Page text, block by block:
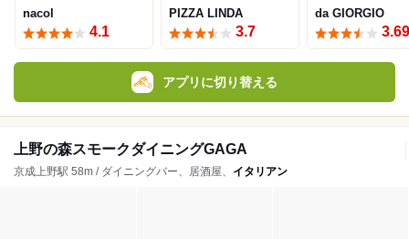
nacol
4.1
PIZZA LINDA
3.7
da GIORGIO
3.69
アプリに切り替える
上野の森スモークダイニングGAGA
京成上野駅 58m / ダイニングバー、居酒屋、 イタリアン